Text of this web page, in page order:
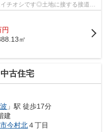
チオシです◎土地に接する接道が
の...
円
㎡
古住宅
」駅 徒歩17分
建
今村北４丁目